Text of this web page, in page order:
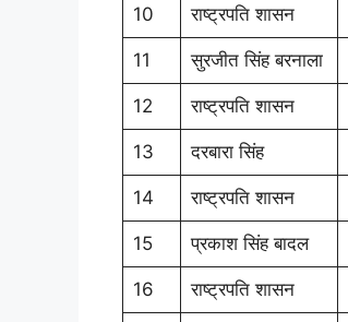
10 राष्ट्रपति शासन
11 सुरजीत सिंह बरनाला
12 राष्ट्रपति शासन
13 दरबारा सिंह
14 राष्ट्रपति शासन
15 प्रकाश सिंह बादल
16 राष्ट्रपति शासन